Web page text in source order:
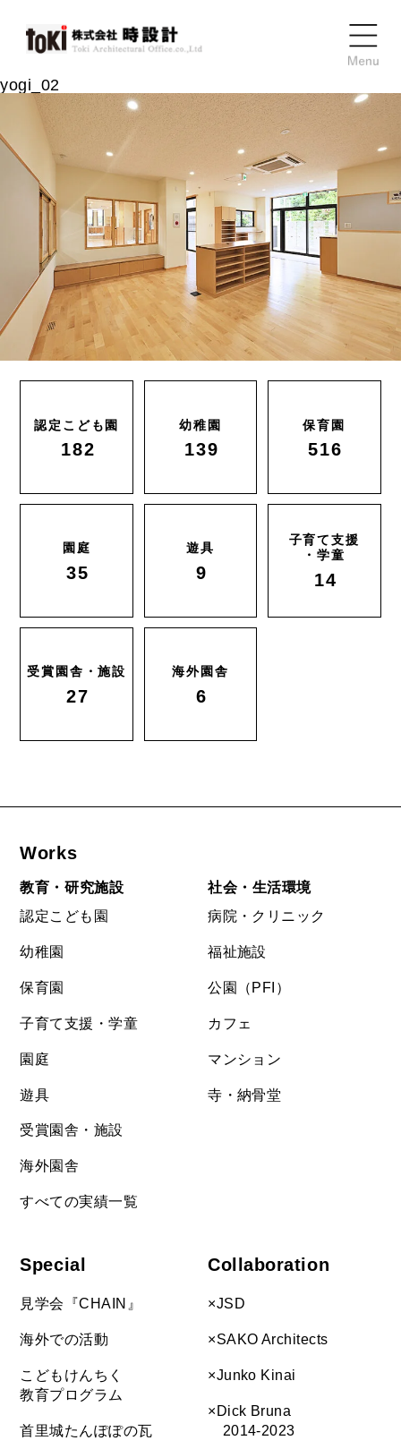
yogi_02
認定こども園
182
幼稚園
139
保育園
516
園庭
35
遊具
9
子育て支援
・学童
14
受賞園舎・施設
27
海外園舎
6
Works
教育・研究施設
認定こども園
幼稚園
保育園
子育て支援・学童
園庭
遊具
受賞園舎・施設
海外園舎
すべての実績一覧
社会・生活環境
病院・クリニック
福祉施設
公園（PFI）
カフェ
マンション
寺・納骨堂
Special
見学会『CHAIN』
海外での活動
こどもけんちく
教育プログラム
首里城たんぽぽの瓦
Collaboration
×JSD
×SAKO Architects
×Junko Kinai
×Dick Bruna
2014-2023